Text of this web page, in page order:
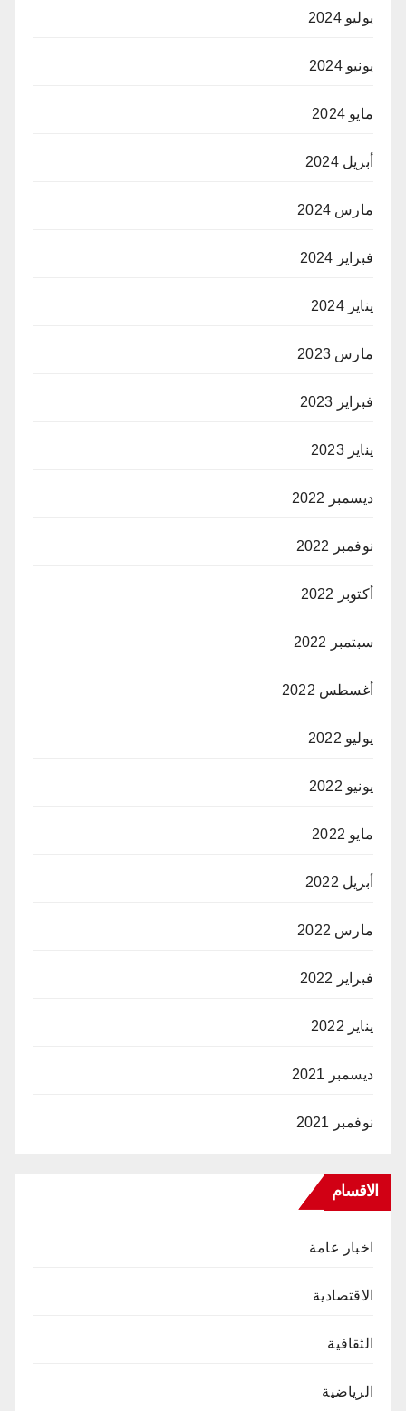
يوليو 2024
يونيو 2024
مايو 2024
أبريل 2024
مارس 2024
فبراير 2024
يناير 2024
مارس 2023
فبراير 2023
يناير 2023
ديسمبر 2022
نوفمبر 2022
أكتوبر 2022
سبتمبر 2022
أغسطس 2022
يوليو 2022
يونيو 2022
مايو 2022
أبريل 2022
مارس 2022
فبراير 2022
يناير 2022
ديسمبر 2021
نوفمبر 2021
الاقسام
اخبار عامة
الاقتصادية
الثقافية
الرياضية